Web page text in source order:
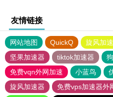
友情链接
网站地图 QuickQ 旋风加
坚果加速器
tiktok加速器
免费vqn外网加速
小蓝鸟
旋风加速器
免费vps加速器外